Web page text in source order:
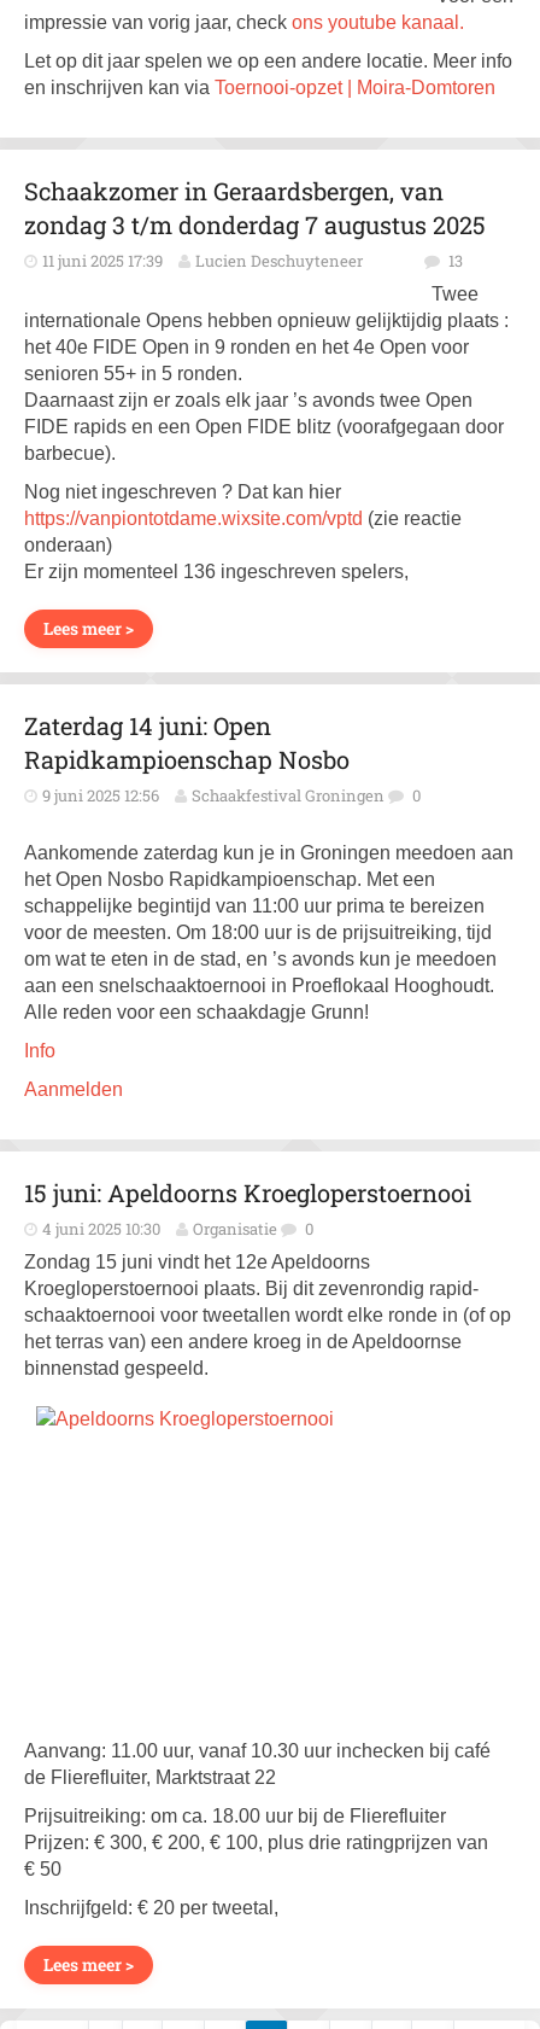
impressie van vorig jaar, check ons youtube kanaal.
Let op dit jaar spelen we op een andere locatie. Meer info
en inschrijven kan via Toernooi-opzet | Moira-Domtoren
Schaakzomer in Geraardsbergen, van
zondag 3 t/m donderdag 7 augustus 2025
11 juni 2025 17:39 Lucien Deschuyteneer 13
Twee
internationale Opens hebben opnieuw gelijktijdig plaats :
het 40e FIDE Open in 9 ronden en het 4e Open voor
senioren 55+ in 5 ronden.
Daarnaast zijn er zoals elk jaar ’s avonds twee Open
FIDE rapids en een Open FIDE blitz (voorafgegaan door
barbecue).
Nog niet ingeschreven ? Dat kan hier
https://vanpiontotdame.wixsite.com/vptd (zie reactie
onderaan)
Er zijn momenteel 136 ingeschreven spelers,
Lees meer >
Zaterdag 14 juni: Open
Rapidkampioenschap Nosbo
9 juni 2025 12:56 Schaakfestival Groningen 0
Aankomende zaterdag kun je in Groningen meedoen aan
het Open Nosbo Rapidkampioenschap. Met een
schappelijke begintijd van 11:00 uur prima te bereizen
voor de meesten. Om 18:00 uur is de prijsuitreiking, tijd
om wat te eten in de stad, en ’s avonds kun je meedoen
aan een snelschaaktoernooi in Proeflokaal Hooghoudt.
Alle reden voor een schaakdagje Grunn!
Info
Aanmelden
15 juni: Apeldoorns Kroegloperstoernooi
4 juni 2025 10:30 Organisatie 0
Zondag 15 juni vindt het 12e Apeldoorns
Kroegloperstoernooi plaats. Bij dit zevenrondig rapid­
schaak­toernooi voor tweetallen wordt elke ronde in (of op
het terras van) een andere kroeg in de Apeldoornse
binnenstad gespeeld.
Aanvang: 11.00 uur, vanaf 10.30 uur inchecken bij café
de Flierefluiter, Marktstraat 22
Prijsuitreiking: om ca. 18.00 uur bij de Flierefluiter
Prijzen: € 300, € 200, € 100, plus drie ratingprijzen van
€ 50
Inschrijfgeld: € 20 per tweetal,
Lees meer >